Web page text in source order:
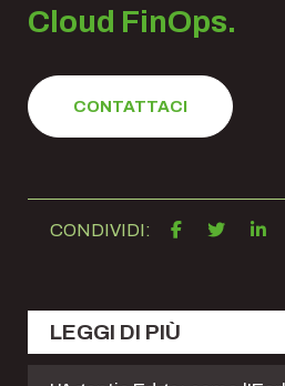
Cloud FinOps.
CONTATTACI
CONDIVIDI:
LEGGI DI PIÙ